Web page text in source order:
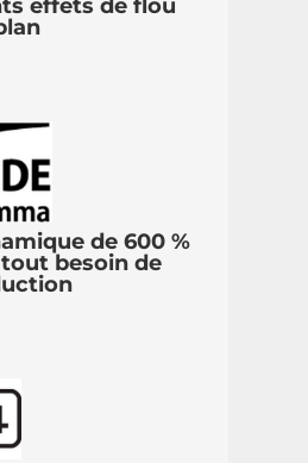
effets de flou
de 600 %
besoin de